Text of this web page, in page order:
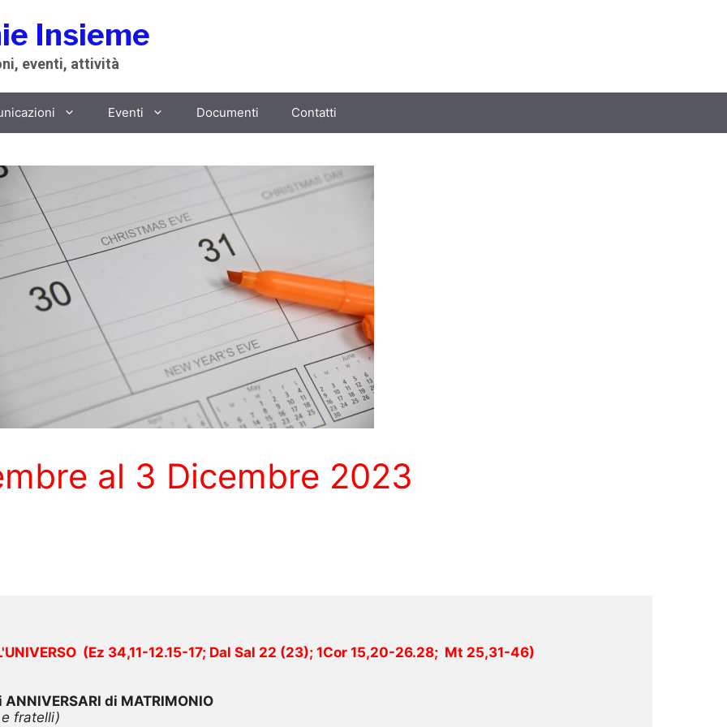
Insieme
eventi, attività
Eventi Documenti Contatti
al 3 Dicembre 2023
  (
Ez 34,11-12.15-17; Dal Sal 22 (23); 1Cor 15,20-26.28;  Mt 25,31-46)
ANNIVERSARI di MATRIMONIO
fratelli)